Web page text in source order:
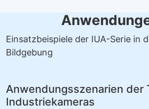
Einsatzbeispiele der IUA-Serie in
Bildgebung
Anwendungsszenarien der
Industriekameras